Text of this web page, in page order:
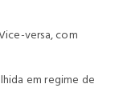
versa, com
em regime de